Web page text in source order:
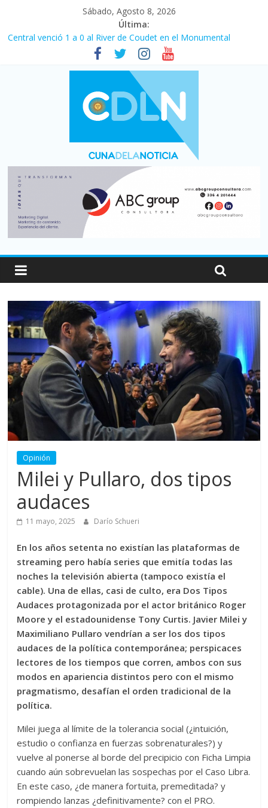
Sábado, Agosto 8, 2026
Última:
Central venció 1 a 0 al River de Coudet en el Monumental
La morosidad alcanzó su nivel más alto en dos décadas y ya
afecta a 400 mil deudores en Santa Fe
Desde que asumió Milei cerraron 41.000 kioscos: el sector
denuncia crisis como en 2001
Vacaciones de invierno con más movimiento y consumo
turístico: 4,6 millones de personas viajaron por el país, un 5,9%
Fuerte caída de la venta de autos usados en julio: bajó un 12,6%
Opinión
Milei y Pullaro, dos tipos
audaces
11 mayo, 2025 Darío Schueri
En los años setenta no existían las plataformas de
streaming pero había series que emitía todas las
noches la televisión abierta (tampoco existía el
cable). Una de ellas, casi de culto, era Dos Tipos
Audaces protagonizada por el actor británico Roger
Moore y el estadounidense Tony Curtis. Javier Milei y
Maximiliano Pullaro vendrían a ser los dos tipos
audaces de la política contemporánea; perspicaces
lectores de los tiempos que corren, ambos con sus
modos en apariencia distintos pero con el mismo
pragmatismo, desafían el orden tradicional de la
política.
Milei juega al límite de la tolerancia social (¿intuición,
estudio o confianza en fuerzas sobrenaturales?) y
vuelve al ponerse al borde del precipicio con Ficha Limpia
cuando aún sobrevuelan las sospechas por el Caso Libra.
En este caso, ¿de manera fortuita, premeditada? y
rompiendo lanzas ¿definitivamente? con el PRO.